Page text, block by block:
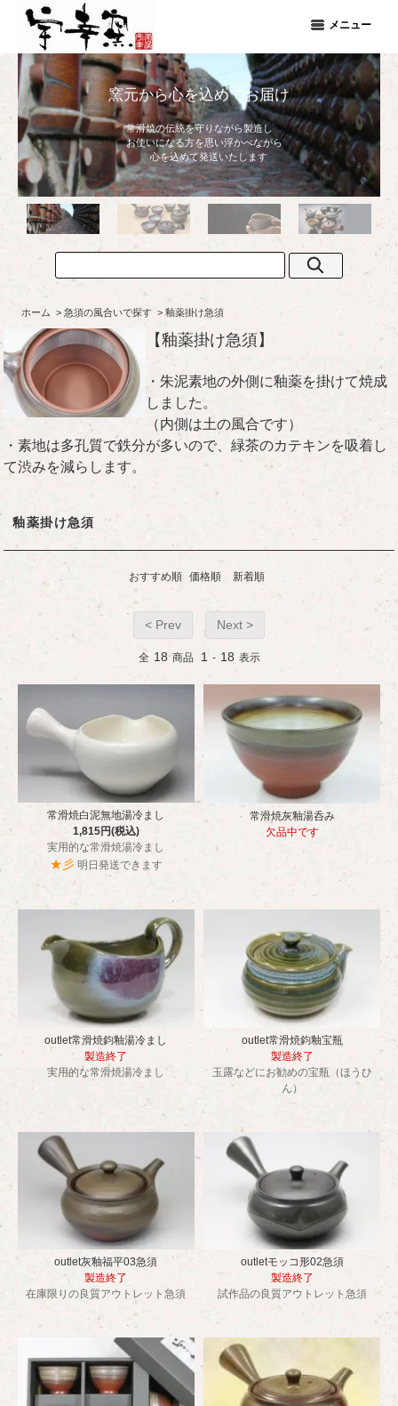
メニュー
窯元から心を込めてお届け
常滑焼の伝統を守りながら製造し
お使いになる方を思い浮かべながら
心を込めて発送いたします
普段使いの
心地よさ
ホーム >急須の風合いで探す >釉薬掛け急須
【釉薬掛け急須】
・朱泥素地の外側に釉薬を掛けて焼成
しました。
（内側は土の風合です）
・素地は多孔質で鉄分が多いので、緑茶のカテキンを吸着し
て渋みを減らします。
釉薬掛け急須
おすすめ順 価格順 新着順
< Prev Next >
全 18 商品 1 - 18 表示
常滑焼白泥無地湯冷まし
1,815円(税込)
実用的な常滑焼湯冷まし
★彡明日発送できます
常滑焼灰釉湯呑み
欠品中です
outlet常滑焼鈞釉湯冷まし
製造終了
実用的な常滑焼湯冷まし
outlet常滑焼鈞釉宝瓶
製造終了
玉露などにお勧めの宝瓶（ほうひ
ん）
outlet灰釉福平03急須
製造終了
在庫限りの良質アウトレット急須
outletモッコ形02急須
製造終了
試作品の良質アウトレット急須